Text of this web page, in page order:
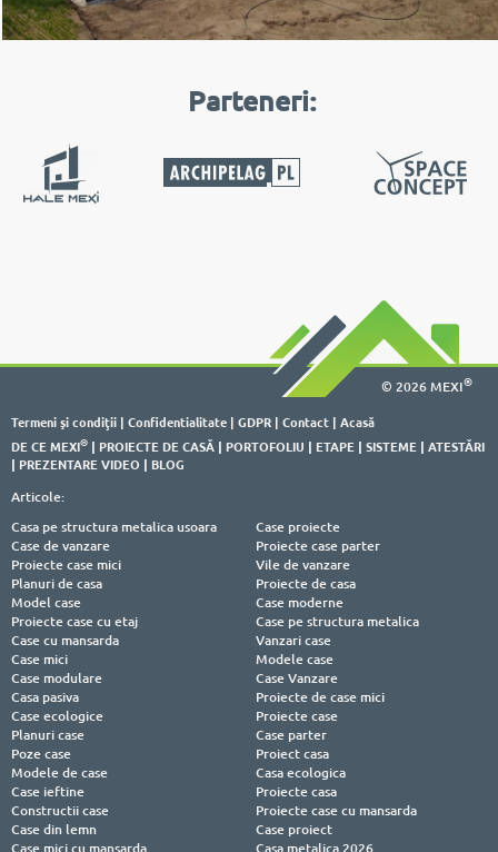
Parteneri:
© 2026 MEXI®
Termeni şi condiţii | Confidentialitate | GDPR | Contact | Acasă
DE CE MEXI® | PROIECTE DE CASĂ | PORTOFOLIU | ETAPE | SISTEME | ATESTĂRI
| PREZENTARE VIDEO | BLOG
Articole:
Casa pe structura metalica usoara
Case de vanzare
Proiecte case mici
Planuri de casa
Model case
Proiecte case cu etaj
Case cu mansarda
Case mici
Case modulare
Casa pasiva
Case proiecte
Proiecte case parter
Vile de vanzare
Proiecte de casa
Case moderne
Case pe structura metalica
Vanzari case
Modele case
Case Vanzare
Proiecte de case mici
Case ecologice
Planuri case
Poze case
Modele de case
Case ieftine
Constructii case
Case din lemn
Case mici cu mansarda
Proiecte case
Case parter
Proiect casa
Casa ecologica
Proiecte casa
Proiecte case cu mansarda
Case proiect
Casa metalica 2026